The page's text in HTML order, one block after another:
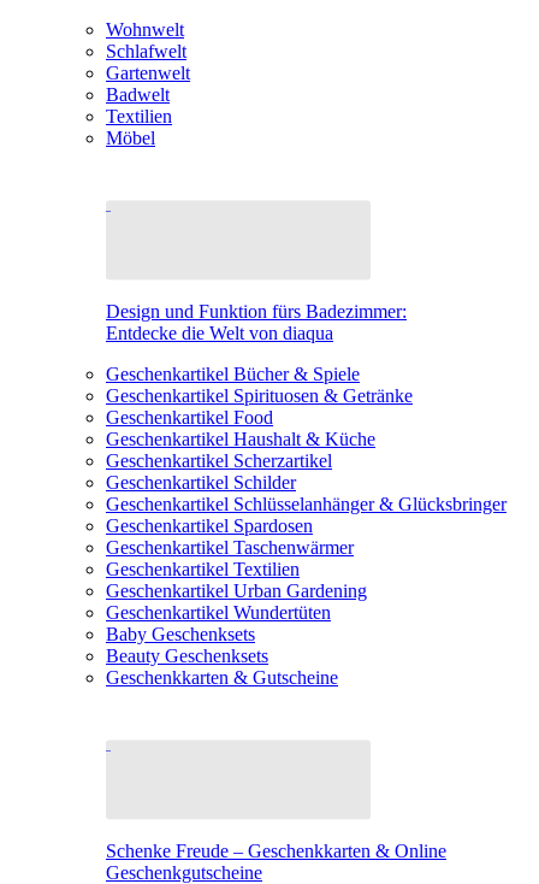
Wohnwelt
Schlafwelt
Gartenwelt
Badwelt
Textilien
Möbel
Design und Funktion fürs Badezimmer:
Entdecke die Welt von diaqua
Geschenkartikel Bücher & Spiele
Geschenkartikel Spirituosen & Getränke
Geschenkartikel Food
Geschenkartikel Haushalt & Küche
Geschenkartikel Scherzartikel
Geschenkartikel Schilder
Geschenkartikel Schlüsselanhänger & Glücksbringer
Geschenkartikel Spardosen
Geschenkartikel Taschenwärmer
Geschenkartikel Textilien
Geschenkartikel Urban Gardening
Geschenkartikel Wundertüten
Baby Geschenksets
Beauty Geschenksets
Geschenkkarten & Gutscheine
Schenke Freude – Geschenkkarten & Online
Geschenkgutscheine